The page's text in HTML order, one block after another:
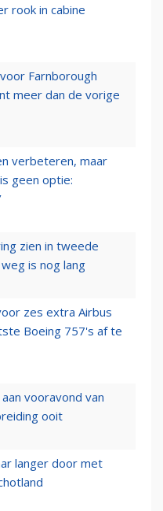
rook in cabine
Farnborough
meer dan de vorige
verbeteren, maar
geen optie:
zien in tweede
is nog lang
zes extra Airbus
Boeing 757's af te
vooravond van
ooit
langer door met